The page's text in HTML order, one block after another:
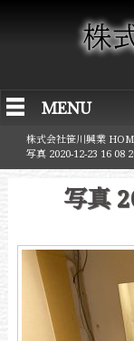
MENU
株式会社笹川興業
写真 2020-12-23 16 08
写真